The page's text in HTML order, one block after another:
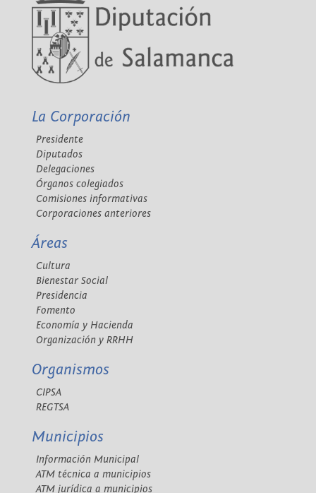
La Corporación
Presidente
Diputados
Delegaciones
Órganos colegiados
Comisiones informativas
Corporaciones anteriores
Áreas
Cultura
Bienestar Social
Presidencia
Fomento
Economía y Hacienda
Organización y RRHH
Organismos
CIPSA
REGTSA
Municipios
Información Municipal
ATM técnica a municipios
ATM jurídica a municipios